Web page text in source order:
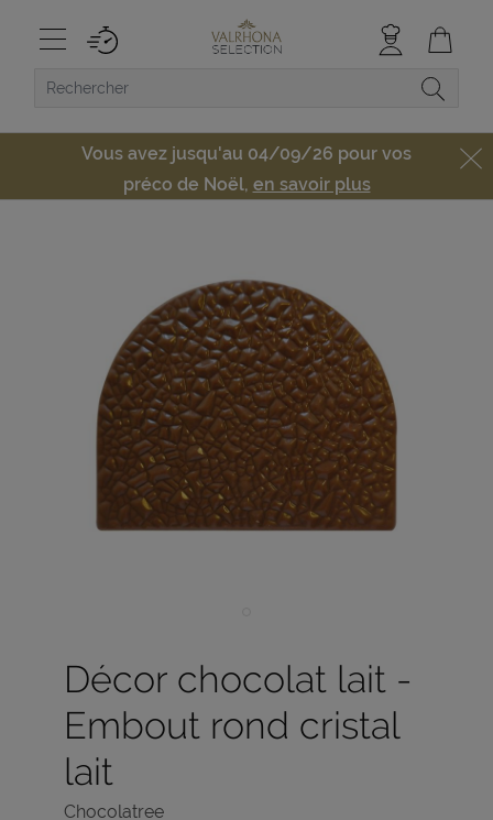
Vous avez jusqu'au 04/09/26 pour vos
préco de Noël, en savoir plus
Décor chocolat lait -
Embout rond cristal
lait
Chocolatree